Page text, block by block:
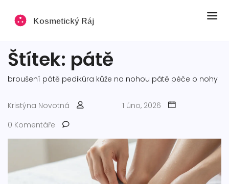
Štítek: pátě
broušení pátě pedikúra kůže na nohou pátě péče o nohy
Kristýna Novotná
1 úno, 2026
0 Komentáře